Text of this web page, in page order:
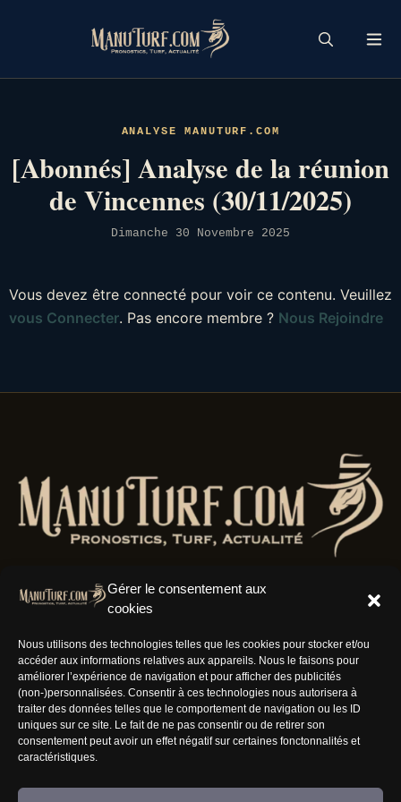
Gérer le consentement aux
cookies
Nous utilisons des technologies telles que les cookies pour stocker et/ou
accéder aux informations relatives aux appareils. Nous le faisons pour
améliorer l’expérience de navigation et pour afficher des publicités
(non-)personnalisées. Consentir à ces technologies nous autorisera à
traiter des données telles que le comportement de navigation ou les ID
uniques sur ce site. Le fait de ne pas consentir ou de retirer son
consentement peut avoir un effet négatif sur certaines fonctonnalités et
caractéristiques.
ANALYSE MANUTURF.COM
[Abonnés] Analyse de la réunion
de Vincennes (30/11/2025)
Dimanche 30 Novembre 2025
Vous devez être connecté pour voir ce contenu. Veuillez
vous Connecter. Pas encore membre ? Nous Rejoindre
Informations
Nous rejoindre